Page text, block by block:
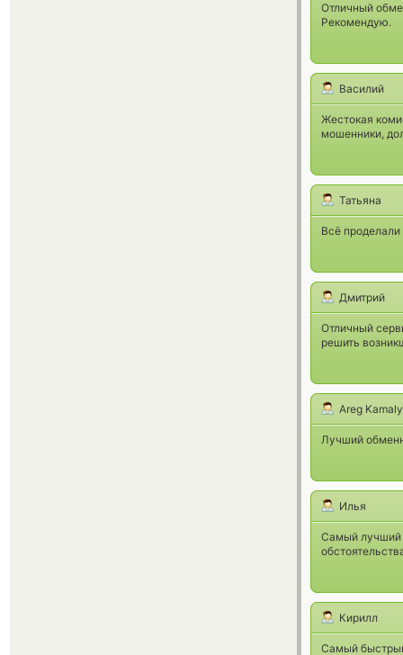
Отличный
Рекомендую.
Василий
Жестокая
мошенники,
Татьяна
Всё
Дмитрий
Отличный
решить
Areg
Лучший
Илья
Самый лучший
Кирилл
Самый